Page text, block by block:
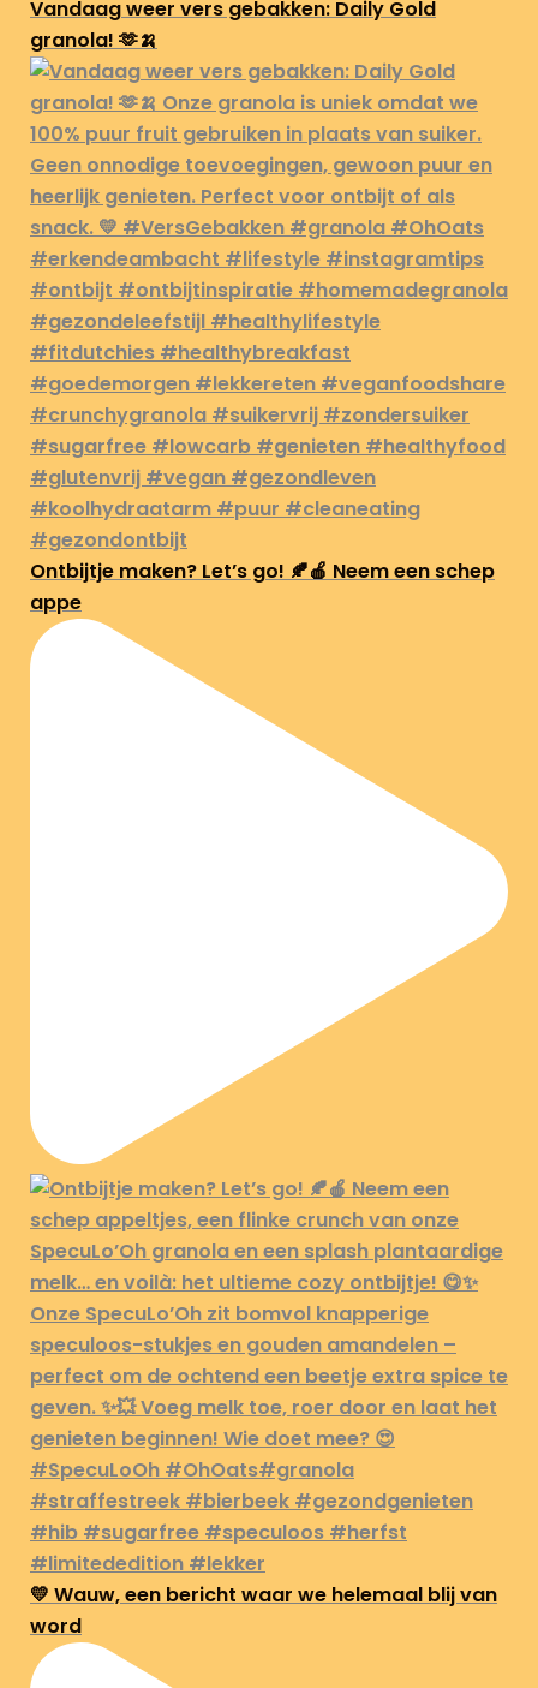
Vandaag weer vers gebakken: Daily Gold
granola! 🫶🍌
Ontbijtje maken? Let’s go! 🍂🍎 Neem een schep
appe
💛 Wauw, een bericht waar we helemaal blij van
word